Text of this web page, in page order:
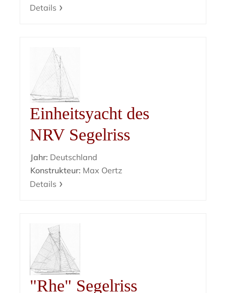
Details
Einheitsyacht des
NRV Segelriss
Jahr: Deutschland
Konstrukteur: Max Oertz
Details
"Rhe" Segelriss